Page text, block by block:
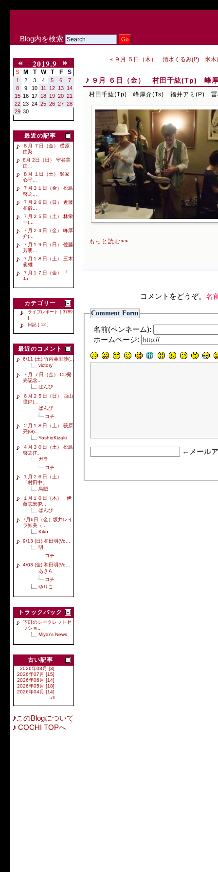
Blog内を検索
2019.9
S M T W T F S
1 2 3 4 5 6
7
8
9 10 11 12 13 14
15 16 17 18 19 20 21
22 23 24 25 26 27 28
29 30
最近の記事
８月 ７日（金） 横原
由梨...
8月 2日（日） 守谷美
由...
８月 １日（土） 類家
心平...
７月３１日（金） 松島
啓之...
７月２６日（日） 近藤
和彦...
７月２５日（土） 林栄
一(...
７月２４日（金） 峰厚
介(...
７月１９日（日） 佐藤
芳明...
７月１８日（土） 三木
俊雄...
７月１７日（金） 「
Ja...
カテゴリー
ライブレポート [ 3789
]
日記 [ 12 ]
最近のコメント
6/11 (土) 竹内亜里沙(...
victory
７月 ７日（金） CD発
売記念...
ばんび
６月２５日（日） 西山
瞳(P)...
ばんび
コチ
２月１８日（土） 荻原
亮(G)...
YoshioKizaki
４月３０日（土） 松島
啓之(T...
ガラ
コチ
１月２６日（土）
「村田中」 ...
烏賊
１月１０日（木） 伊
藤志宏(P...
ばんび
7月6日（金）坂井レイ
ラ知美（...
Kiku
9/13 (日) 和田明(Vo...
明
コチ
4/03 (金) 和田明(Vo...
あきら
コチ
ゆりこ
トラックバック
下町のシークレットセ
ッショ...
Miya\'s News
古い記事
2026年08月 [3]
2026年07月 [15]
2026年06月 [14]
2026年05月 [18]
2026年04月 [14]
all
このBlogについて
COCHI TOPへ
« ９月 ５日（木） 清水くるみ(P) 米
９月 ６日（金） 村田千紘(Tp) 峰
村田千紘(Tp) 峰厚介(Ts) 福井アミ(P) 冨
もっと読む>>
コメントをどうぞ。 名
Comment Form
名前(ペンネーム):
ホームページ:
←メール